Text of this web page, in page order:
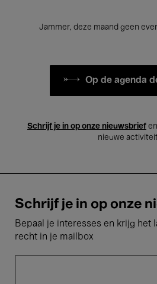
Jammer, deze maand geen
Op de agenda
Schrijf je in op onze nieuwsbrief
nieuwe
Schrijf je in op onze
Bepaal je interesses en krijg het
recht in je mailbox